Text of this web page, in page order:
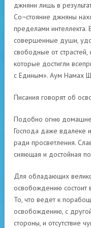
джняни лишь в
Со¬стояние джняны
пределами интеллекта.
совершенные души,
свободные от
которые достигли
с Единым». Аум Намах
Писания говорят об
Подобно огню
Господа даже вдалеке
ради просветления.
сияющая и достойная
Для обладающих
освобождению состоит
То, что ведет к
освобождению, с
стороны, и отсутствие